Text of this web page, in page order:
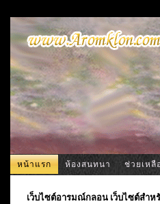
หน้าแรก ห้องสนทนา ช่วยเหลื
เว็บไซต์อารมณ์กลอน เว็บไซต์สำ